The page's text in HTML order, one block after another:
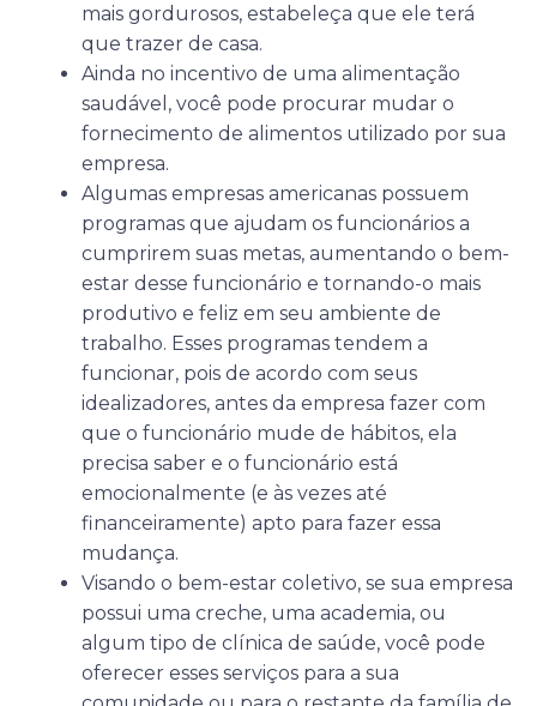
mais gordurosos, estabeleça que ele terá
que trazer de casa.
Ainda no incentivo de uma alimentação
saudável, você pode procurar mudar o
fornecimento de alimentos utilizado por sua
empresa.
Algumas empresas americanas possuem
programas que ajudam os funcionários a
cumprirem suas metas, aumentando o bem-
estar desse funcionário e tornando-o mais
produtivo e feliz em seu ambiente de
trabalho. Esses programas tendem a
funcionar, pois de acordo com seus
idealizadores, antes da empresa fazer com
que o funcionário mude de hábitos, ela
precisa saber e o funcionário está
emocionalmente (e às vezes até
financeiramente) apto para fazer essa
mudança.
Visando o bem-estar coletivo, se sua empresa
possui uma creche, uma academia, ou
algum tipo de clínica de saúde, você pode
oferecer esses serviços para a sua